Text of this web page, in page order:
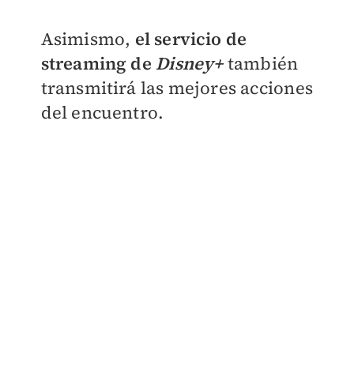
Asimismo, el servicio de
streaming de Disney+también
transmitirá las mejores acciones
del encuentro.